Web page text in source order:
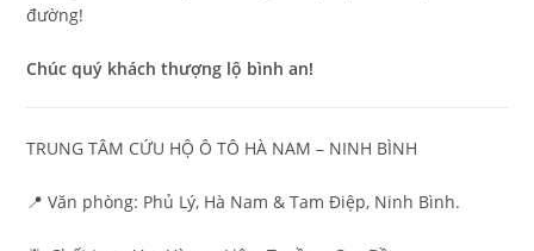
đường!
Chúc quý khách thượng lộ bình an!
TRUNG TÂM CỨU HỘ Ô TÔ HÀ NAM – NINH BÌNH
📍 Văn phòng: Phủ Lý, Hà Nam & Tam Điệp, Ninh Bình.